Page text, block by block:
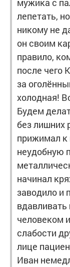
мужика с
лепетать,
никому не
он своим
правило,
после чего
за
холодная!
Будем
без лишних
прижимал к
неудобную
начинал
заводило и
человеком
слабости
лице
Иван